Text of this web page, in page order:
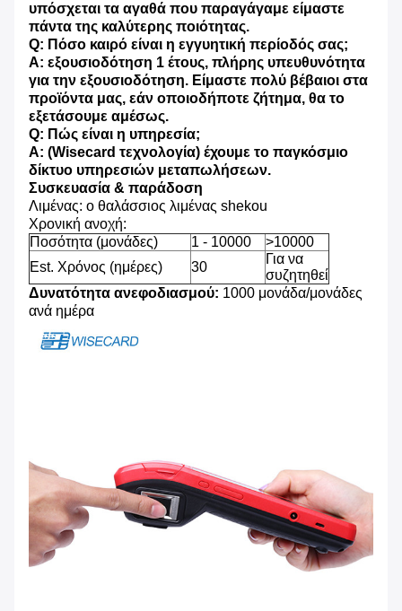
υπόσχεται τα αγαθά που παραγάγαμε είμαστε
πάντα της καλύτερης ποιότητας.
Q: Πόσο καιρό είναι η εγγυητική περίοδός σας;
Α: εξουσιοδότηση 1 έτους, πλήρης υπευθυνότητα
για την εξουσιοδότηση. Είμαστε πολύ βέβαιοι στα
προϊόντα μας, εάν οποιοδήποτε ζήτημα, θα το
εξετάσουμε αμέσως.
Q: Πώς είναι η υπηρεσία;
Α: (Wisecard τεχνολογία) έχουμε το παγκόσμιο
δίκτυο υπηρεσιών μεταπωλήσεων.
Συσκευασία & παράδοση
Λιμένας: ο θαλάσσιος λιμένας shekou
Χρονική ανοχή:
Ποσότητα (μονάδες)
1 - 10000
>10000
Est. Χρόνος (ημέρες)
30
Για να
συζητηθεί
Δυνατότητα ανεφοδιασμού: 1000 μονάδα/μονάδες
ανά ημέρα